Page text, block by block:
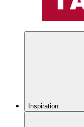
Inspiration